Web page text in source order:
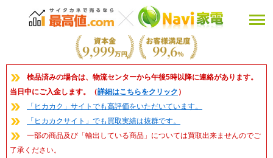
検品済みの場合は、物流センターから午後5時以降に連絡があります。
当日中にご入金します。（詳細はこちらをクリック ）
「ヒカカク」サイトでも高評価をいただいています。
「ヒカカクサイト」でも買取実績は抜群です。
一部の商品及び「輸出している商品」については買取出来ませんのでご
了承ください。